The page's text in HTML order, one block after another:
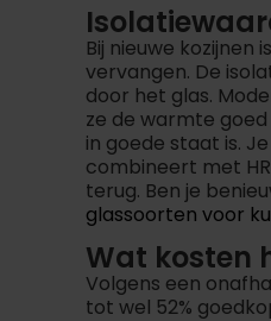
Bij nieuwe
vervangen. De
door het glas.
ze de warmte
in goede staat is.
combineert met
terug. Ben je
glassoorten voor
Wat kosten
Volgens een
tot wel 52%